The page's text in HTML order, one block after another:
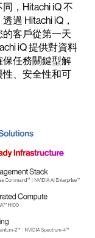
，Hitachi iQ 不
過 Hitachi iQ，
客戶從第一天
iQ 提供對資料
任務關鍵型解
、安全性和可